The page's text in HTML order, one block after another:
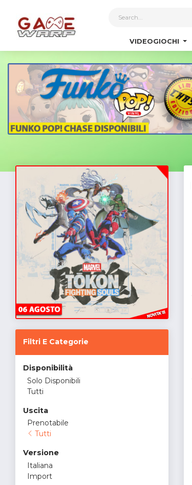
VIDEOGIOCHI
Filtri E Categorie
Disponibilità
Solo Disponibili
Tutti
Uscita
Prenotabile
Tutti
Versione
Italiana
Import